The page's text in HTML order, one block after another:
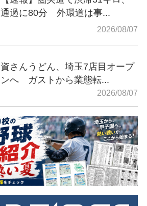
通過に80分 外環道は事...
2026/08/07
資さんうどん、埼玉7店目オープ
ンへ ガストから業態転...
2026/08/07